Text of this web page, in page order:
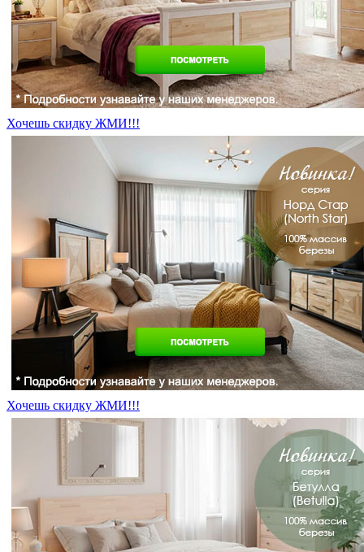
Хочешь скидку ЖМИ!!!
Хочешь скидку ЖМИ!!!